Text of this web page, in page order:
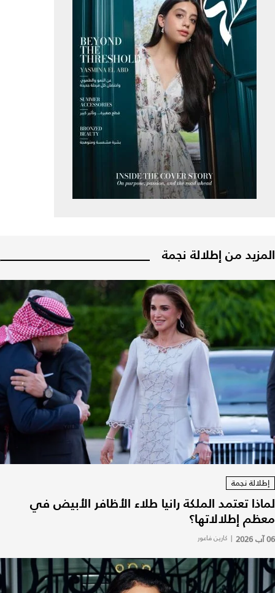
المزيد من إطلالة نجمة
إطلالة نجمة
لماذا تعتمد الملكة رانيا طلاء الأظافر الأبيض في
معظم إطلالاتها؟
06 آب 2026 | كارين فاعور